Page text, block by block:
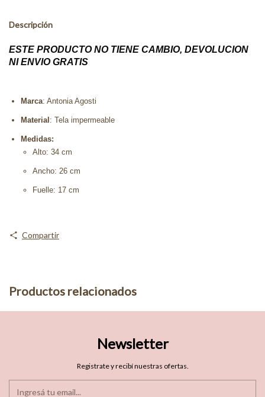
Descripción
ESTE PRODUCTO NO TIENE CAMBIO, DEVOLUCION
NI ENVIO GRATIS
Marca: Antonia Agosti
Material: Tela impermeable
Medidas:
Alto: 34 cm
Ancho: 26 cm
Fuelle: 17 cm
Compartir
Productos relacionados
Newsletter
Registrate y recibí nuestras ofertas.